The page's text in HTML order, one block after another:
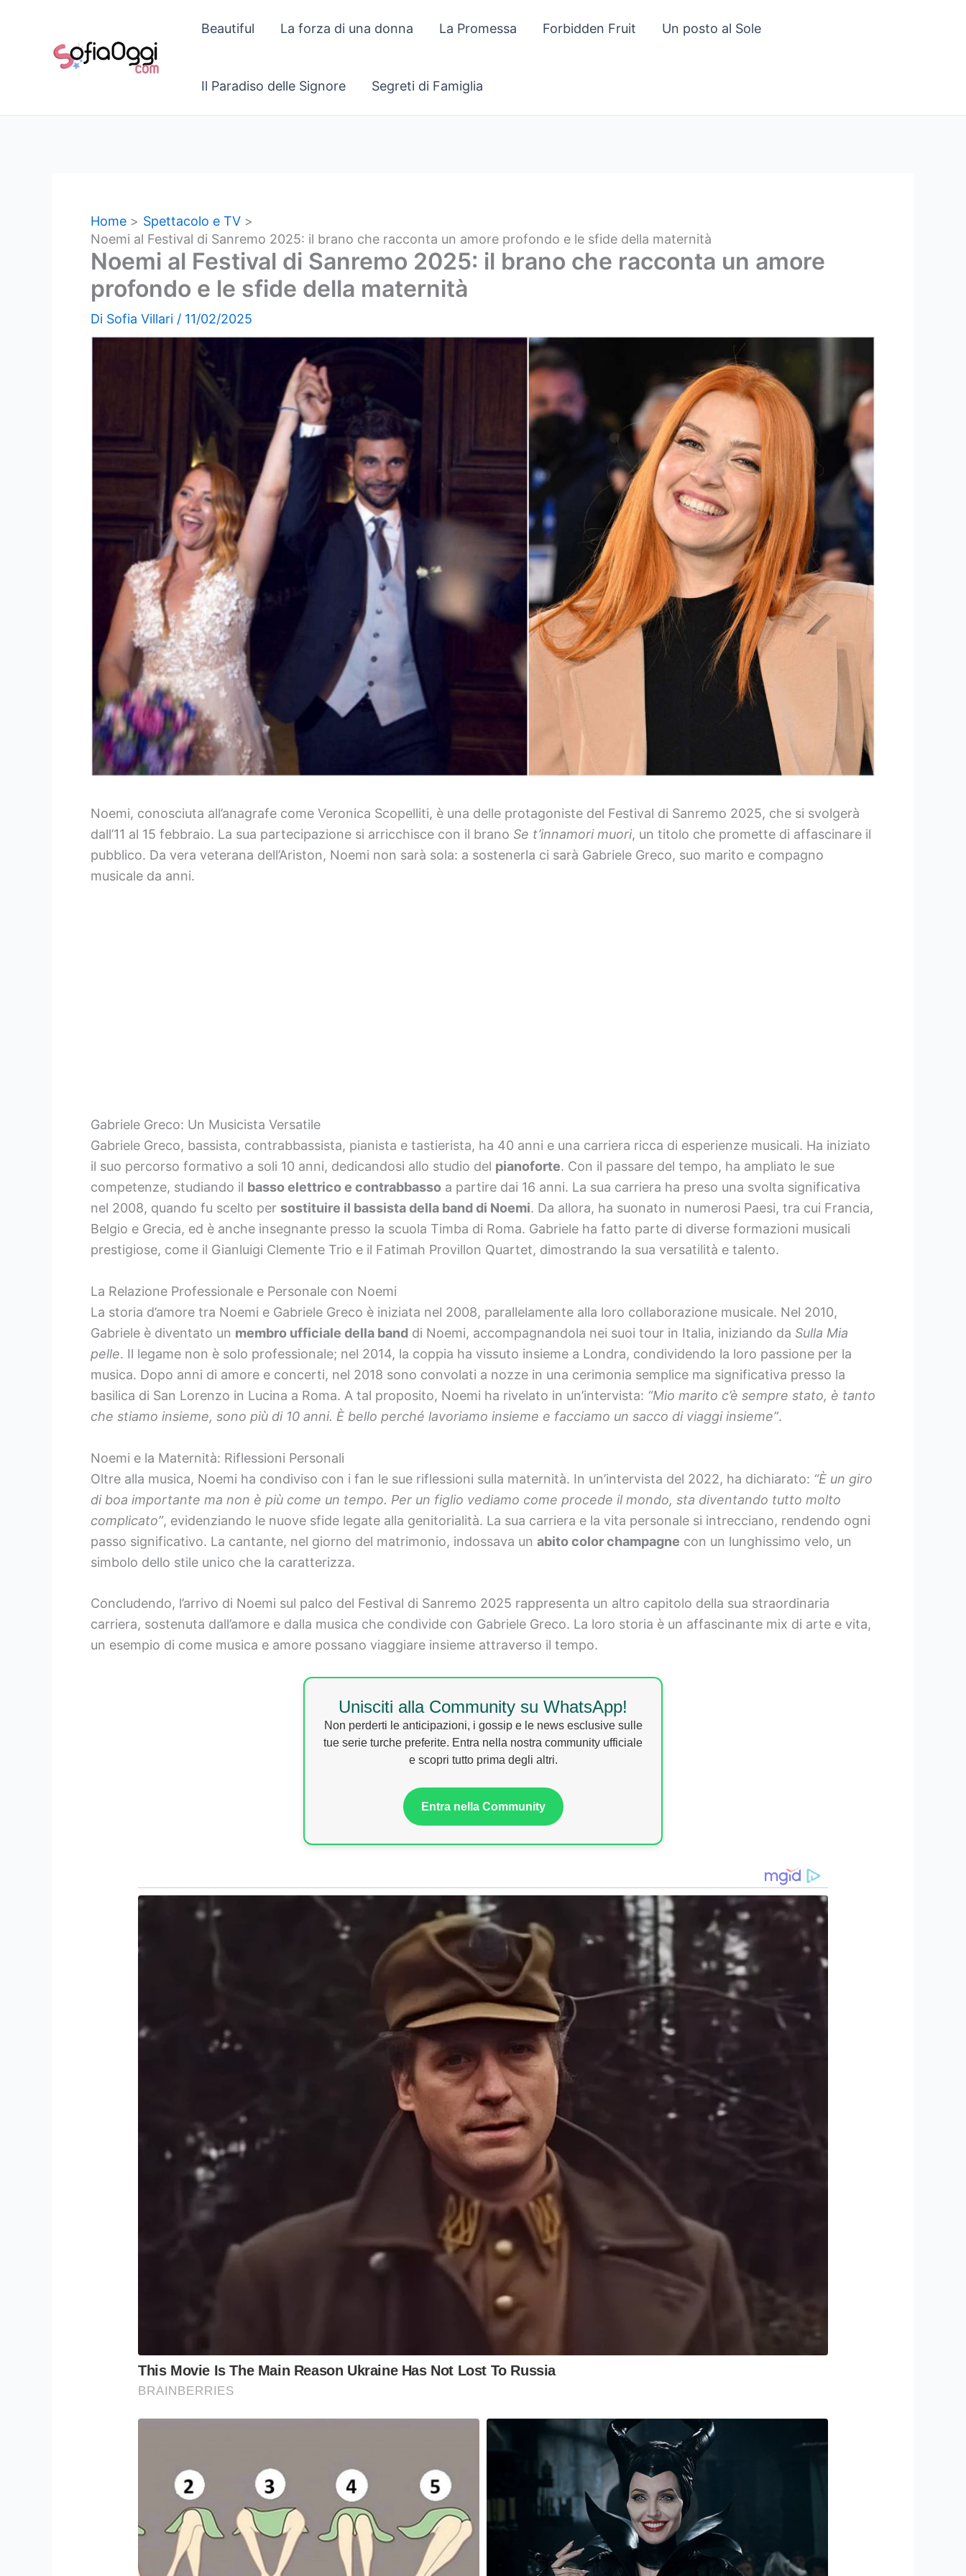
contenuto
Beautiful La forza di una donna La Promessa Forbidden Fruit Un posto al Sole
Il Paradiso delle Signore Segreti di Famiglia
Home
Spettacolo e TV
Noemi al Festival di Sanremo 2025: il brano che racconta un amore profondo e le sfide della maternità
Noemi al Festival di Sanremo 2025: il brano che racconta un amore
profondo e le sfide della maternità
Di Sofia Villari / 11/02/2025
Noemi, conosciuta all’anagrafe come Veronica Scopelliti, è una delle protagoniste del Festival di Sanremo 2025, che si svolgerà
dall’11 al 15 febbraio. La sua partecipazione si arricchisce con il brano Se t’innamori muori, un titolo che promette di affascinare il
pubblico. Da vera veterana dell’Ariston, Noemi non sarà sola: a sostenerla ci sarà Gabriele Greco, suo marito e compagno
musicale da anni.
Gabriele Greco: Un Musicista Versatile
Gabriele Greco, bassista, contrabbassista, pianista e tastierista, ha 40 anni e una carriera ricca di esperienze musicali. Ha iniziato
il suo percorso formativo a soli 10 anni, dedicandosi allo studio del pianoforte. Con il passare del tempo, ha ampliato le sue
competenze, studiando il basso elettrico e contrabbasso a partire dai 16 anni. La sua carriera ha preso una svolta significativa
nel 2008, quando fu scelto per sostituire il bassista della band di Noemi. Da allora, ha suonato in numerosi Paesi, tra cui Francia,
Belgio e Grecia, ed è anche insegnante presso la scuola Timba di Roma. Gabriele ha fatto parte di diverse formazioni musicali
prestigiose, come il Gianluigi Clemente Trio e il Fatimah Provillon Quartet, dimostrando la sua versatilità e talento.
La Relazione Professionale e Personale con Noemi
La storia d’amore tra Noemi e Gabriele Greco è iniziata nel 2008, parallelamente alla loro collaborazione musicale. Nel 2010,
Gabriele è diventato un membro ufficiale della band di Noemi, accompagnandola nei suoi tour in Italia, iniziando da Sulla Mia
pelle. Il legame non è solo professionale; nel 2014, la coppia ha vissuto insieme a Londra, condividendo la loro passione per la
musica. Dopo anni di amore e concerti, nel 2018 sono convolati a nozze in una cerimonia semplice ma significativa presso la
basilica di San Lorenzo in Lucina a Roma. A tal proposito, Noemi ha rivelato in un’intervista: “Mio marito c’è sempre stato, è tanto
che stiamo insieme, sono più di 10 anni. È bello perché lavoriamo insieme e facciamo un sacco di viaggi insieme”.
Noemi e la Maternità: Riflessioni Personali
Oltre alla musica, Noemi ha condiviso con i fan le sue riflessioni sulla maternità. In un’intervista del 2022, ha dichiarato: “È un giro
di boa importante ma non è più come un tempo. Per un figlio vediamo come procede il mondo, sta diventando tutto molto
complicato”, evidenziando le nuove sfide legate alla genitorialità. La sua carriera e la vita personale si intrecciano, rendendo ogni
passo significativo. La cantante, nel giorno del matrimonio, indossava un abito color champagne con un lunghissimo velo, un
simbolo dello stile unico che la caratterizza.
Concludendo, l’arrivo di Noemi sul palco del Festival di Sanremo 2025 rappresenta un altro capitolo della sua straordinaria
carriera, sostenuta dall’amore e dalla musica che condivide con Gabriele Greco. La loro storia è un affascinante mix di arte e vita,
un esempio di come musica e amore possano viaggiare insieme attraverso il tempo.
Unisciti alla Community su WhatsApp!
Non perderti le anticipazioni, i gossip e le news esclusive sulle
tue serie turche preferite. Entra nella nostra community ufficiale
e scopri tutto prima degli altri.
Entra nella Community